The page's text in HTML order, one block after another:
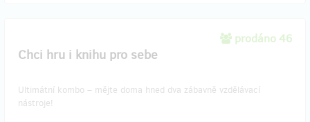
prodáno 46
Chci hru i knihu pro sebe
Ultimátní kombo – mějte doma hned dva zábavně vzdělávací
nástroje!